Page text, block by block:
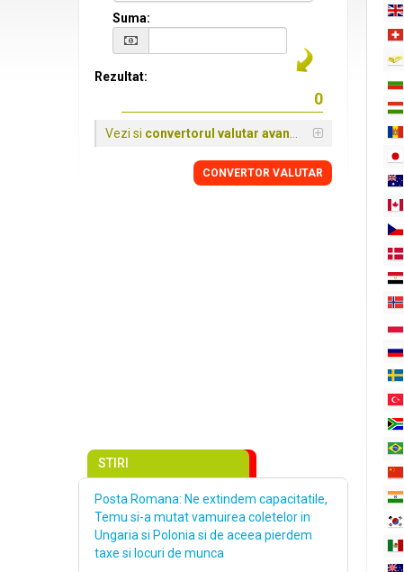
Suma:
Rezultat:
Vezi si convertorul valutar avansat
CONVERTOR VALUTAR
STIRI
Posta Romana: Ne extindem capacitatile,
Temu si-a mutat vamuirea coletelor in
Ungaria si Polonia si de aceea pierdem
taxe si locuri de munca